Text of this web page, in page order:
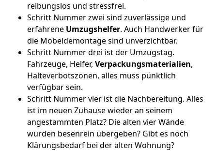
reibungslos und stressfrei.
Schritt Nummer zwei sind zuverlässige und
erfahrene Umzugshelfer. Auch Handwerker für
die Möbeldemontage sind unverzichtbar.
Schritt Nummer drei ist der Umzugstag.
Fahrzeuge, Helfer, Verpackungsmaterialien,
Halteverbotszonen, alles muss pünktlich
verfügbar sein.
Schritt Nummer vier ist die Nachbereitung. Alles
ist im neuen Zuhause wieder an seinem
angestammten Platz? Die alten vier Wände
wurden besenrein übergeben? Gibt es noch
Klärungsbedarf bei der alten Wohnung?